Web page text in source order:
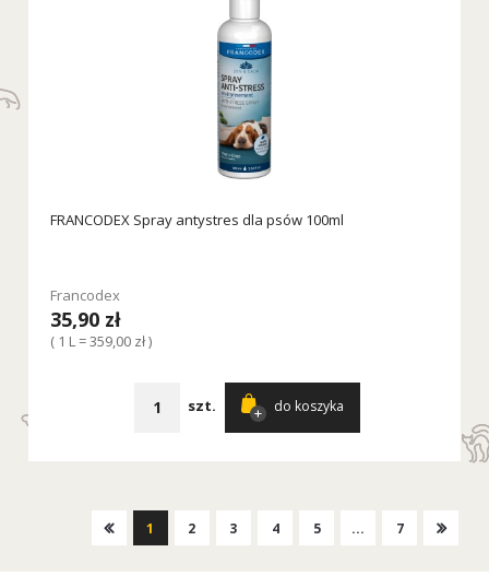
FRANCODEX Spray antystres dla psów 100ml
Francodex
35,90 zł
( 1 L = 359,00 zł )
szt. do koszyka
1 2 3 4 5 ... 7